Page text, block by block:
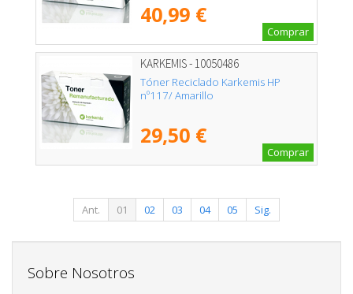
40,99 €
Comprar
KARKEMIS - 10050486
Tóner Reciclado Karkemis HP
nº117/ Amarillo
29,50 €
Comprar
Ant. 01 02 03 04 05 Sig.
Sobre Nosotros